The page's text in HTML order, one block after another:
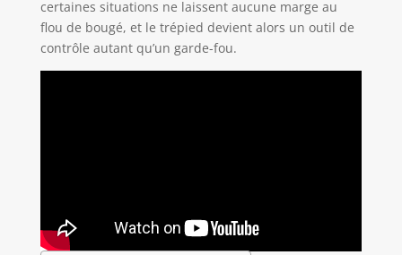
certaines situations ne laissent aucune marge au
flou de bougé, et le trépied devient alors un outil de
contrôle autant qu’un garde-fou.